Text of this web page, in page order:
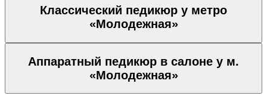
Стрижки
Стрижки на средние волосы
Стрижки на короткие волосы
Стрижка горячими ножницами
Классический педикюр у метро
«Молодежная»
Аппаратный педикюр в салоне у м.
«Молодежная»